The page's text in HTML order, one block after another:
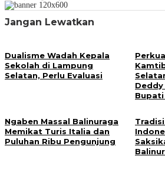
Jangan Lewatkan
Dualisme Wadah Kepala
Sekolah di Lampung
Selatan, Perlu Evaluasi
Deddy
Bupati
Ngaben Massal Balinuraga
Memikat Turis Italia dan
Puluhan Ribu Pengunjung